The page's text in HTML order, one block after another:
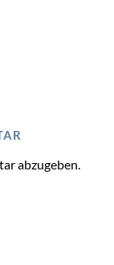
abzugeben.